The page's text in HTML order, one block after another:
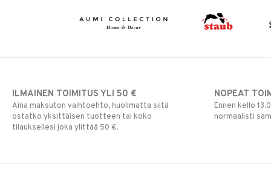
ILMAINEN TOIMITUS YLI 50 €
Aina maksuton vaihtoehto, huolimatta siitä
ostatko yksittäisen tuotteen tai koko
tilauksellesi joka ylittää 50 €.
NOPEAT
Ennen kello
normaalisti